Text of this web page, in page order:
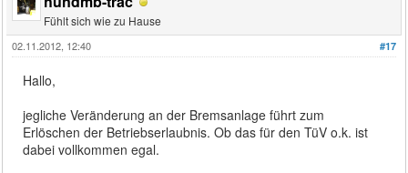
Fühlt sich wie zu Hause
#17
02.11.2012, 12:40
Hallo,
jegliche Veränderung an der Bremsanlage führt zum
Erlöschen der Betriebserlaubnis. Ob das für den TüV o.k. ist
dabei vollkommen egal.